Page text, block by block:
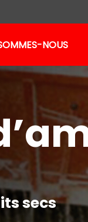
NOUS
d’engrais
d’engrais
secs